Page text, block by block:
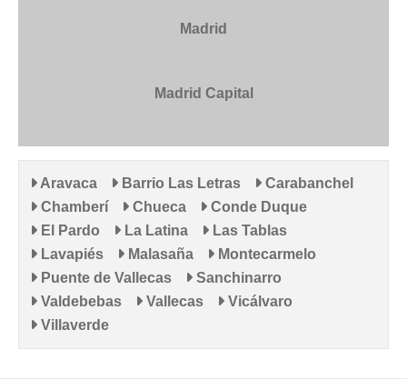
Madrid
Madrid Capital
Aravaca Barrio Las Letras
Carabanchel
Chamberí
Chueca
Conde Duque
El Pardo
La Latina
Las Tablas
Lavapiés
Malasaña
Montecarmelo
Puente de Vallecas
Sanchinarro
Valdebebas
Vallecas
Vicálvaro
Villaverde